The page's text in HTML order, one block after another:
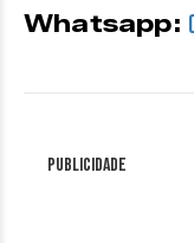
Whatsapp:
Publicidade